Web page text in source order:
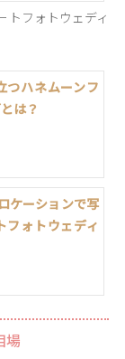
トフォトウェディ
つハネムーンフ
は？
ケーションで写
ォトウェディ
場